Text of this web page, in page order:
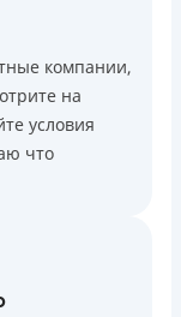
компании,
на
условия
что